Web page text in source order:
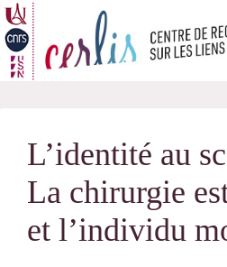
Passer
au
contenu
L’identité au
La chirurgie
et l’individu